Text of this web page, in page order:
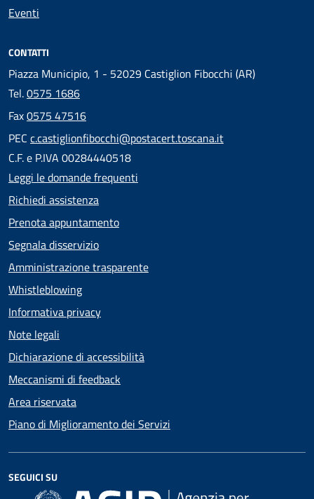
Eventi
CONTATTI
Piazza Municipio, 1 - 52029 Castiglion Fibocchi (AR)
Tel.0575 1686
Fax0575 47516
PEC c.castiglionfibocchi@postacert.toscana.it
C.F. e P.IVA 00284440518
Leggi le domande frequenti
Richiedi assistenza
Prenota appuntamento
Segnala disservizio
Amministrazione trasparente
Whistleblowing
Informativa privacy
Note legali
Dichiarazione di accessibilità
Meccanismi di feedback
Area riservata
Piano di Miglioramento dei Servizi
SEGUICI SU